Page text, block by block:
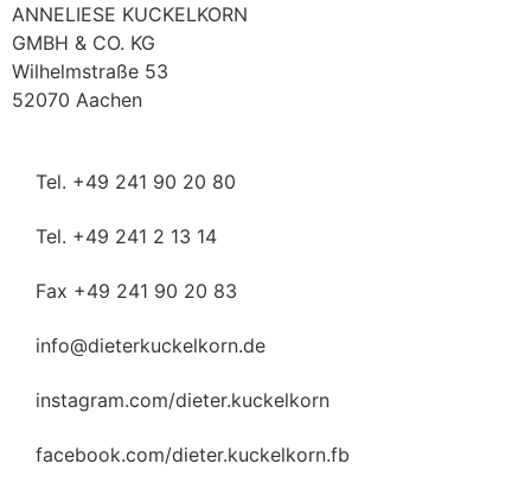
ANNELIESE KUCKELKORN
GMBH & CO. KG
Wilhelmstraße 53
52070 Aachen
Tel. +49 241 90 20 80
Tel. +49 241 2 13 14
Fax +49 241 90 20 83
info@dieterkuckelkorn.de
instagram.com/dieter.kuckelkorn
facebook.com/dieter.kuckelkorn.fb